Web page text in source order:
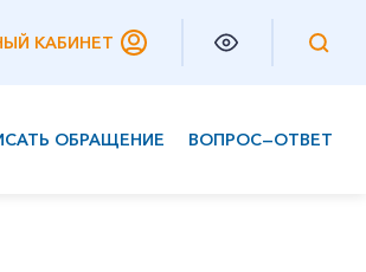
КАБИНЕТ
ОБРАЩЕНИЕ ВОПРОС—ОТВЕТ